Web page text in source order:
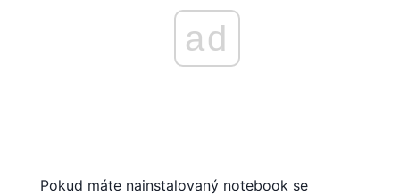
ad
Pokud máte nainstalovaný notebook se